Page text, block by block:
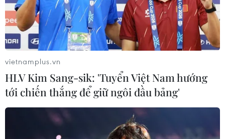
phòng không S-400 Triumph với Nga sẽ vẫn được xúc
tiến bất chấp những lệnh trừng phạt của Mỹ liên quan
những giao dịch quân sự với Nga.
vietnamplus.vn
HLV Kim Sang-sik: 'Tuyển Việt Nam hướng
tới chiến thắng để giữ ngôi đầu bảng'